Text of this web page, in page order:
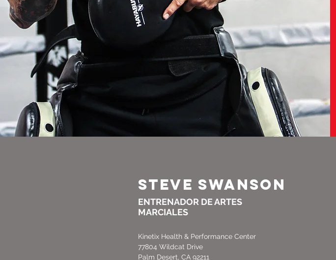
STEVE SWANSON
ENTRENADOR DE ARTES
MARCIALES
Kinetix Health & Performance Center
77804 Wildcat Drive​​
Palm Desert, CA 92211